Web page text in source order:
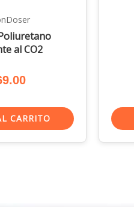
al CO2
CARRITO